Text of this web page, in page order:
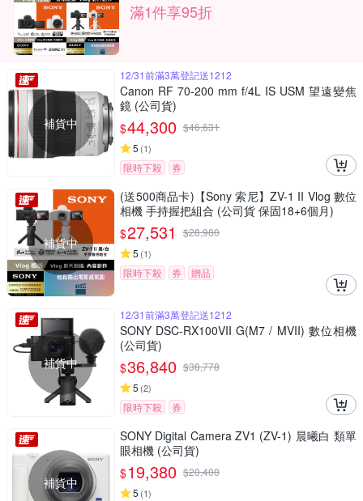
滿1件享95折
補貨中
12/31前滿3萬登記送1212
Canon RF 70-200 mm f/4L IS USM 望遠變焦
鏡 (公司貨)
$44,300 $46,631
5 (1)
限時下殺 券
補貨中
(送500商品卡)【Sony 索尼】ZV-1 II Vlog 數位
相機 手持握把組合 (公司貨 保固18+6個月)
$27,531 $28,980
5 (1)
限時下殺 券 贈品
補貨中
12/31前滿3萬登記送1212
SONY DSC-RX100VII G(M7 / MVII) 數位相機
(公司貨)
$36,840 $38,778
5 (2)
限時下殺 券
補貨中
SONY Digital Camera ZV1 (ZV-1) 晨曦白 類單
眼相機 (公司貨)
$19,380 $20,400
5 (1)